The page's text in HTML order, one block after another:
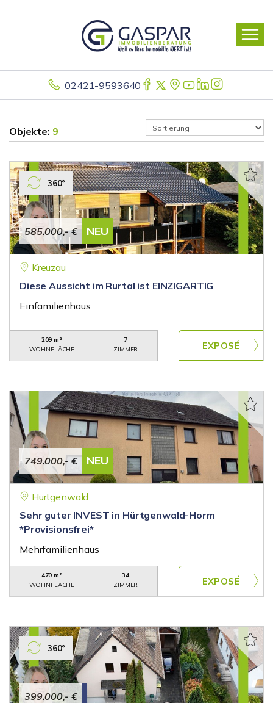
02421-9593640
Objekte: 9
585.000,- € NEU
360°
Kreuzau
Diese Aussicht im Rurtal ist EINZIGARTIG
Einfamilienhaus
209 m²
WOHNFLÄCHE
7
ZIMMER
749.000,- € NEU
Hürtgenwald
Sehr guter INVEST in Hürtgenwald-Horm
*Provisionsfrei*
Mehrfamilienhaus
470 m²
WOHNFLÄCHE
34
ZIMMER
399.000,- €
360°